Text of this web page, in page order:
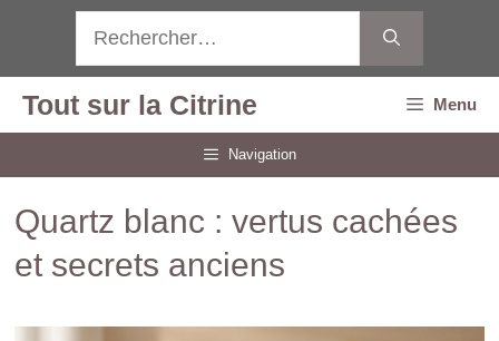
contenu
Tout sur la Citrine Menu
Navigation
Quartz blanc : vertus cachées
et secrets anciens